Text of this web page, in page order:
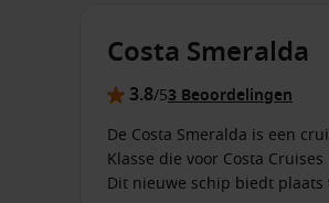
Costa Smeralda
3.8/53 Beoordelingen
De Costa Smeralda is een
Klasse die voor Costa
Dit nieuwe schip biedt plaats